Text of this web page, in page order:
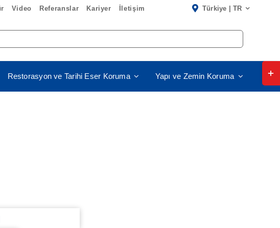
Video Referanslar Kariyer İletişim Türkiye | TR
Restorasyon ve Tarihi Eser Koruma Yapı ve Zemin Koruma
Bar